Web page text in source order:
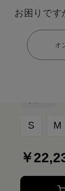
お困りです
オ
S M
￥